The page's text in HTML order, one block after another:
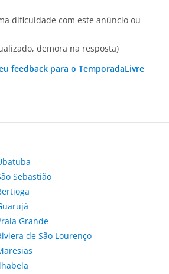
dificuldade com este anúncio ou
demora na resposta)
feedback para o TemporadaLivre
Sebastião
Grande
de São Lourenço